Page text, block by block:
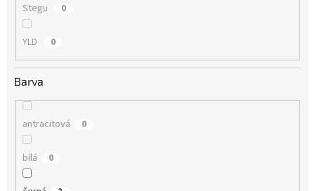
Stegu 0
YLD 0
Barva
antracitová 0
bílá 0